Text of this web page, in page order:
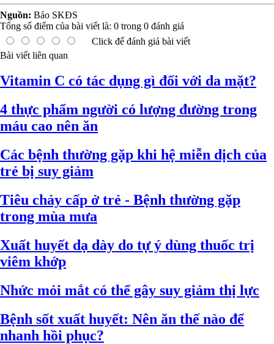
Nguồn: Báo SKĐS
Tổng số điểm của bài viết là: 0 trong 0 đánh giá
Click để đánh giá bài viết
Bài viết liên quan
Vitamin C có tác dụng gì đối với da mặt?
4 thực phẩm người có lượng đường trong
máu cao nên ăn
Các bệnh thường gặp khi hệ miễn dịch của
trẻ bị suy giảm
Tiêu chảy cấp ở trẻ - Bệnh thường gặp
trong mùa mưa
Xuất huyết dạ dày do tự ý dùng thuốc trị
viêm khớp
Nhức mỏi mắt có thể gây suy giảm thị lực
Bệnh sốt xuất huyết: Nên ăn thế nào để
nhanh hồi phục?